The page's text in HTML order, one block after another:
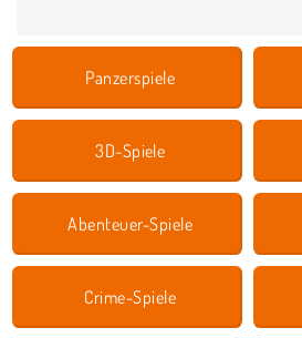
Panzerspiele
3D-Spiele
Abenteuer-Spiele
Crime-Spiele